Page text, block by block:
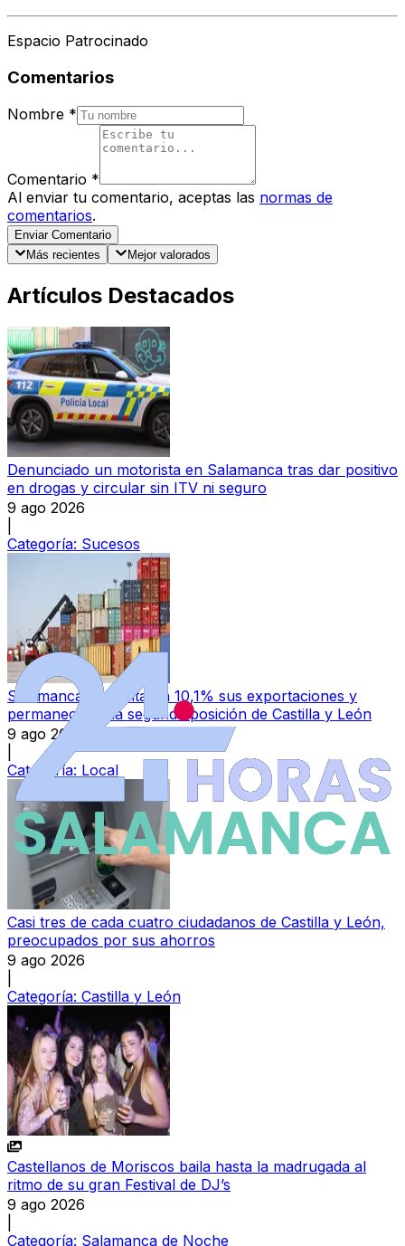
Espacio Patrocinado
Comentarios
Nombre *
Comentario *
Al enviar tu comentario, aceptas las normas de
comentarios.
Enviar Comentario
Más recientes
Mejor valorados
Artículos Destacados
Denunciado un motorista en Salamanca tras dar positivo
en drogas y circular sin ITV ni seguro
9 ago 2026
Categoría: Sucesos
Salamanca aumenta un 10,1% sus exportaciones y
permanece en la segunda posición de Castilla y León
9 ago 2026
Categoría: Local
Casi tres de cada cuatro ciudadanos de Castilla y León,
preocupados por sus ahorros
9 ago 2026
Categoría: Castilla y León
Castellanos de Moriscos baila hasta la madrugada al
ritmo de su gran Festival de DJ’s
9 ago 2026
Categoría: Salamanca de Noche